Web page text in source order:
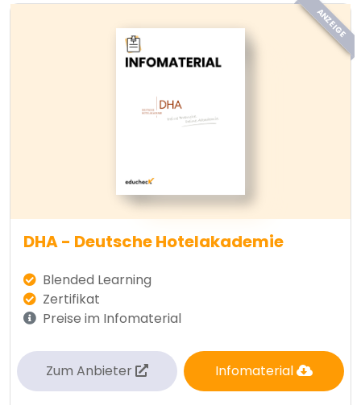
ANZEIGE
DHA - Deutsche Hotelakademie
Blended Learning
Zertifikat
Preise im Infomaterial
Zum Anbieter Infomaterial